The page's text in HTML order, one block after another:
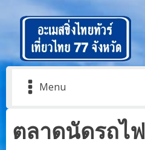
Menu
ตลาดนัดรถไ